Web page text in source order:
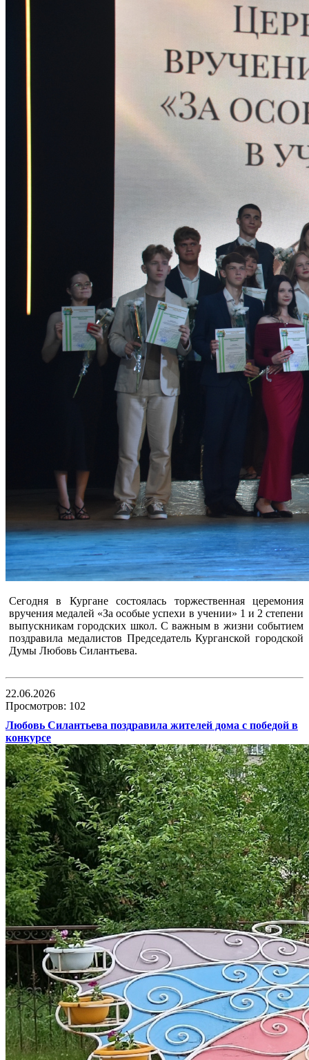
Сегодня в Кургане состоялась торжественная церемония
вручения медалей «За особые успехи в учении» 1 и 2 степени
выпускникам городских школ. С важным в жизни событием
поздравила медалистов Председатель Курганской городской
Думы Любовь Силантьева.
22.06.2026
Просмотров: 102
Любовь Силантьева поздравила жителей дома с победой в
конкурсе